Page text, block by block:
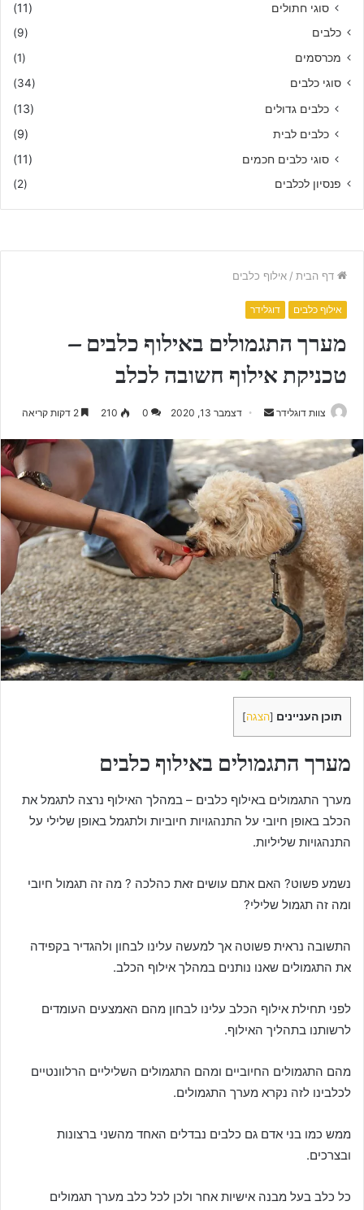
סוגי חתולים (11)
כלבים
(9)
מכרסמים
(1)
סוגי כלבים
(34)
כלבים גדולים
(13)
כלבים לבית
(9)
סוגי כלבים חכמים
(11)
פנסיון לכלבים (2)